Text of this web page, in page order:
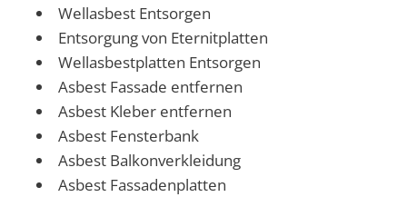
Wellasbest Entsorgen
Entsorgung von Eternitplatten
Wellasbestplatten Entsorgen
Asbest Fassade entfernen
Asbest Kleber entfernen
Asbest Fensterbank
Asbest Balkonverkleidung
Asbest Fassadenplatten